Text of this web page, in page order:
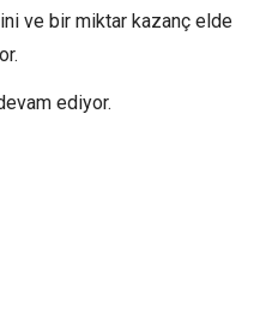
ve bir miktar kazanç elde
ediyor.